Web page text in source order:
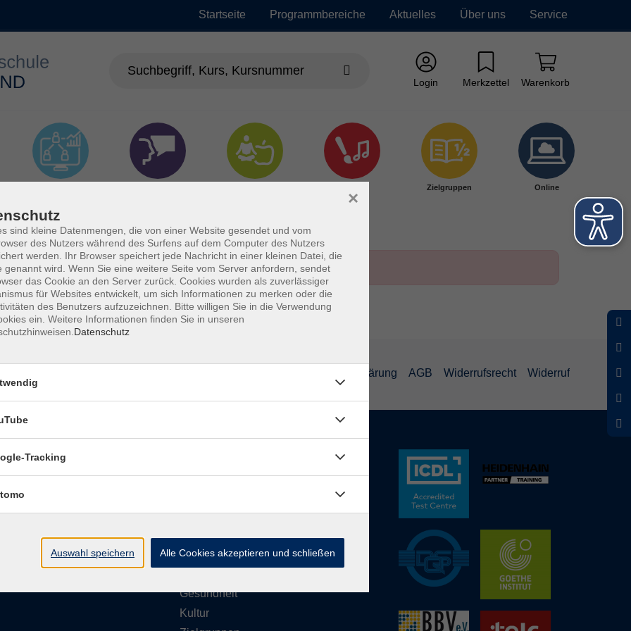
Startseite Programmbereiche Aktuelles Über uns Service
Login Merkzettel Warenkorb
Zielgruppen Online
Datenschutzerklärung AGB Widerrufsrecht Widerruf
bis Donnerstag
12:00 Uhr
Gesellschaft
EDV & Digitalisierung
Gesundheit
Kultur
sind kleine Datenmengen, die von einer Website gesendet und vom
des Nutzers während des Surfens auf dem Computer des Nutzers
werden. Ihr Browser speichert jede Nachricht in einer kleinen Datei, die
genannt wird. Wenn Sie eine weitere Seite vom Server anfordern, sendet
das Cookie an den Server zurück. Cookies wurden als zuverlässiger
für Websites entwickelt, um sich Informationen zu merken oder die
des Benutzers aufzuzeichnen. Bitte willigen Sie in die Verwendung
ein. Weitere Informationen finden Sie in unseren
Datenschutz
×
Tracking
Auswahl speichern Alle Cookies akzeptieren und schließen